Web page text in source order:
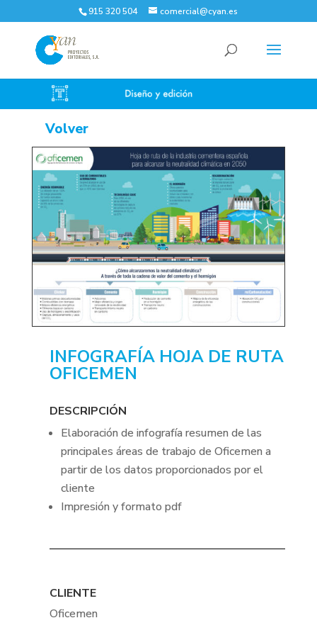
915 320 504 comercial@cyan.es
Volver
INFOGRAFÍA HOJA DE RUTA
OFICEMEN
DESCRIPCIÓN
Elaboración de infografía resumen de las
principales áreas de trabajo de Oficemen a
partir de los datos proporcionados por el
cliente
Impresión y formato pdf
CLIENTE
Oficemen